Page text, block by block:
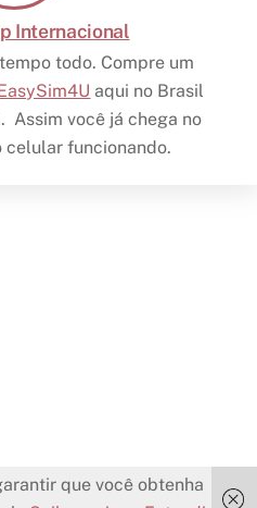
Internacional
todo. Compre um
aqui no Brasil
Assim você já chega no
celular funcionando.
que você obtenha